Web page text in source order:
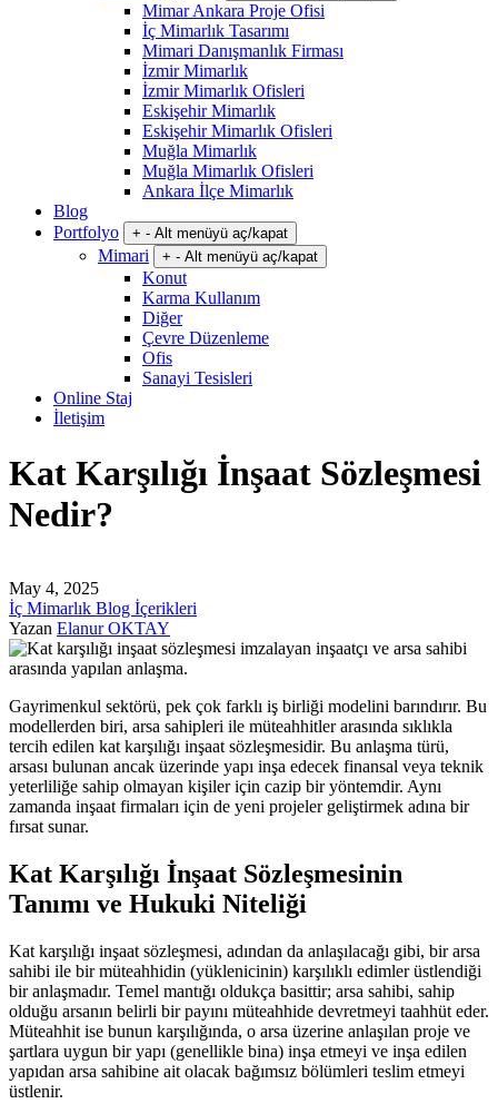
Mimar Ankara Proje Ofisi
İç Mimarlık Tasarımı
Mimari Danışmanlık Firması
İzmir Mimarlık
İzmir Mimarlık Ofisleri
Eskişehir Mimarlık
Eskişehir Mimarlık Ofisleri
Muğla Mimarlık
Muğla Mimarlık Ofisleri
Ankara İlçe Mimarlık
Blog
Portfolyo
+ - Alt menüyü aç/kapat
Mimari + - Alt menüyü aç/kapat
Konut
Karma Kullanım
Diğer
Çevre Düzenleme
Ofis
Sanayi Tesisleri
Online Staj
İletişim
Kat Karşılığı İnşaat Sözleşmesi
Nedir?
May 4, 2025
İç Mimarlık Blog İçerikleri
Yazan Elanur OKTAY
Gayrimenkul sektörü, pek çok farklı iş birliği modelini barındırır. Bu
modellerden biri, arsa sahipleri ile müteahhitler arasında sıklıkla
tercih edilen kat karşılığı inşaat sözleşmesidir. Bu anlaşma türü,
arsası bulunan ancak üzerinde yapı inşa edecek finansal veya teknik
yeterliliğe sahip olmayan kişiler için cazip bir yöntemdir. Aynı
zamanda inşaat firmaları için de yeni projeler geliştirmek adına bir
fırsat sunar.
Kat Karşılığı İnşaat Sözleşmesinin
Tanımı ve Hukuki Niteliği
Kat karşılığı inşaat sözleşmesi, adından da anlaşılacağı gibi, bir arsa
sahibi ile bir müteahhidin (yüklenicinin) karşılıklı edimler üstlendiği
bir anlaşmadır. Temel mantığı oldukça basittir; arsa sahibi, sahip
olduğu arsanın belirli bir payını müteahhide devretmeyi taahhüt eder.
Müteahhit ise bunun karşılığında, o arsa üzerine anlaşılan proje ve
şartlara uygun bir yapı (genellikle bina) inşa etmeyi ve inşa edilen
yapıdan arsa sahibine ait olacak bağımsız bölümleri teslim etmeyi
üstlenir.